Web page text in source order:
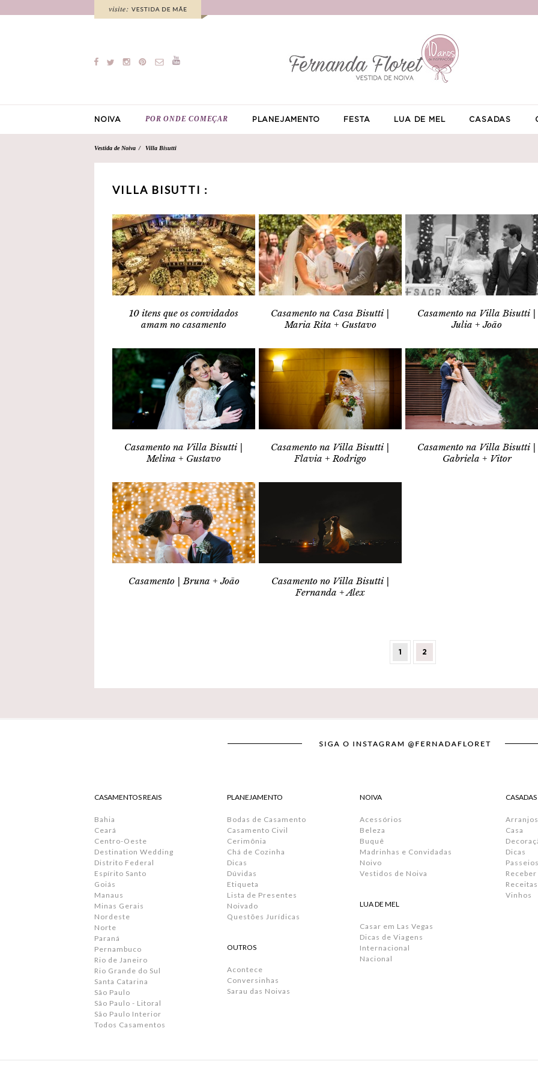
NOIVA POR ONDE COMEÇAR PLANEJAMENTO FESTA LUA DE MEL CASADAS
Vestida de Noiva Villa Bisutti
VILLA BISUTTI :
10 itens que os convidados
amam no casamento
Casamento na Casa Bisutti |
Maria Rita + Gustavo
Casamento na Villa Bisutti |
Julia + João
Casamento na Villa Bisutti |
Melina + Gustavo
Casamento na Villa Bisutti |
Flavia + Rodrigo
Casamento na Villa Bisutti |
Gabriela + Vitor
Casamento | Bruna + João
Casamento no Villa Bisutti |
Fernanda + Alex
1 2
CASAMENTOS REAIS
Bahia
Ceará
Centro-Oeste
Destination Wedding
Distrito Federal
Espírito Santo
Goiás
Manaus
Minas Gerais
Nordeste
Norte
Paraná
Pernambuco
Rio de Janeiro
Rio Grande do Sul
Santa Catarina
São Paulo
São Paulo - Litoral
São Paulo Interior
Todos Casamentos
PLANEJAMENTO
Bodas de Casamento
Casamento Civil
Cerimônia
Chá de Cozinha
Dicas
Dúvidas
Etiqueta
Lista de Presentes
Noivado
Questões Jurídicas
OUTROS
Acontece
Conversinhas
Sarau das Noivas
NOIVA
Acessórios
Beleza
Buquê
Madrinhas e Convidadas
Noivo
Vestidos de Noiva
LUA DE MEL
Casar em Las Vegas
Dicas de Viagens
Internacional
Nacional
CASADAS
Casa
Dicas
Passeios
Receber
Receitas
Vinhos